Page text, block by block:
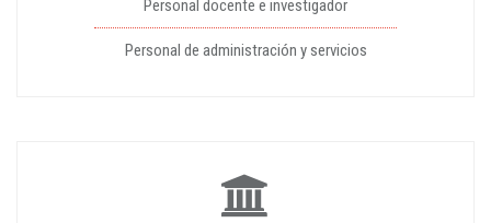
Personal docente e investigador
Personal de administración y servicios